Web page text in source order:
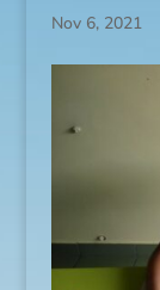
Nov 6, 2021